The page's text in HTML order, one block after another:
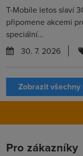
T-Mobile letos slaví
připomene akcemi
speciální...
30. 7. 2026
Zobrazit
Pro zákazníky